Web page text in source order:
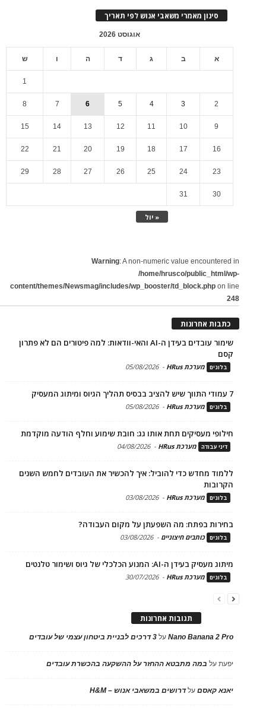
סינון מאמרי משאבי אנוש לפי תאריך
אוגוסט 2026
א ב ג ד ה ו ש
« יול
1
2
3
4
5
6
7
8
9
10
11
12
13
14
15
16
17
18
19
20
21
22
23
24
25
26
27
28
29
30
31
Warning: A non-numeric value encountered in
/home/hrusco/public_html/wp-
content/themes/Newsmag/includes/wp_booster/td_block.php on line
248
כתבות אחרונות
שימור עובדים בעידן ה-AI והאי-וודאות: למה פיטורים הם לא פתרון
קסם
בלוגים מערכת HRus -
05/08/2026
7 עמודי התווך שיש להציב בבסיס תהליך הגיוס ומיתוג המעסיק
בלוגים מערכת HRus -
05/08/2026
חילופי מעסיקים תחת אותו גג: חובת שימוע וחלף הודעה מוקדמת
דיני עבודה מערכת HRus -
04/08/2026
ללמוד מחדש כדי להוביל: איך להכשיר את העובדים לחמש השנים
הקרובות
בלוגים מערכת HRus -
03/08/2026
בחירות בפתח: מה השפעתן על מקום העבודה?
בלוגים כותבים חיצוניים -
03/08/2026
מיתוג מעסיק בעידן ה-AI: המנוע הכלכלי של גיוס ושימור טלנטים
בלוגים מערכת HRus -
30/07/2026
תגובות אחרונות
Nano Banana 2 Proעל 3 דרכים לבניית ביטחון עצמי של עובדים
יפעתעל במה מתבטא ההחזר על ההשקעה בהכשרת עובדים
יאנא קאסםעלדרושים במשאבי אנוש – H&M